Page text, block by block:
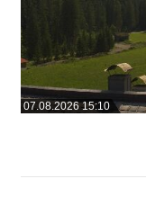
07.08.2026 15:10